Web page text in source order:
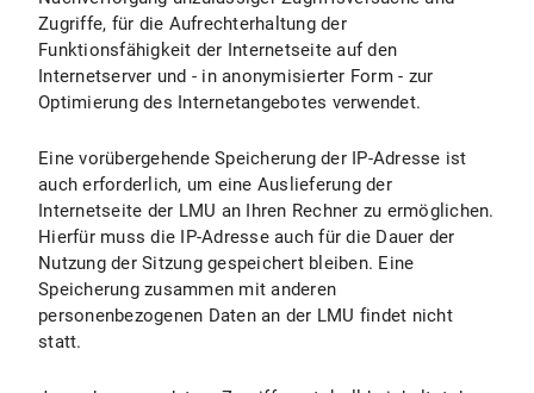
Zugriffe, für die Aufrechterhaltung der
Funktionsfähigkeit der Internetseite auf den
Internetserver und - in anonymisierter Form - zur
Optimierung des Internetangebotes verwendet.
Eine vorübergehende Speicherung der IP-Adresse ist
auch erforderlich, um eine Auslieferung der
Internetseite der LMU an Ihren Rechner zu ermöglichen.
Hierfür muss die IP-Adresse auch für die Dauer der
Nutzung der Sitzung gespeichert bleiben. Eine
Speicherung zusammen mit anderen
personenbezogenen Daten an der LMU findet nicht
statt.